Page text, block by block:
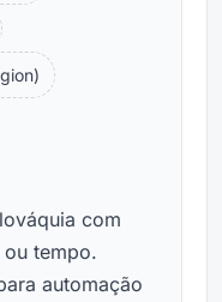
com
ou tempo.
automação